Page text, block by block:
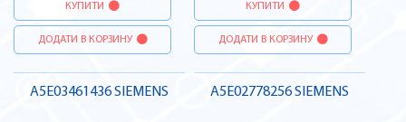
КУПИТИ
ДОДАТИ В КОРЗИНУ
КУПИТИ
ДОДАТИ В КОРЗИНУ
A5E03461436 SIEMENS A5E02778256 SIEMENS